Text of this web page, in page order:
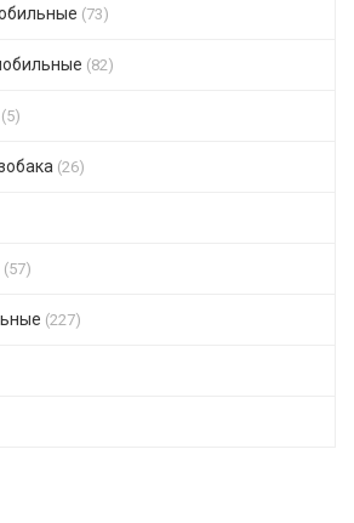
(73)
(82)
(5)
(26)
(57)
(227)